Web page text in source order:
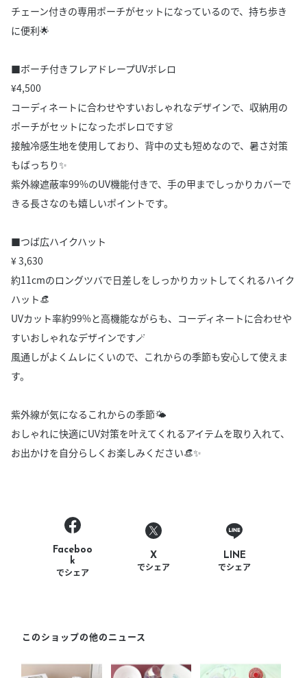
チェーン付きの専用ポーチがセットになっているので、持ち歩き
に便利🌟
■ボーチ付きフレアドレープUVボレロ
¥4,500
コーディネートに合わせやすいおしゃれなデザインで、収納用の
ポーチがセットになったボレロです👗
接触冷感生地を使用しており、背中の丈も短めなので、暑さ対策
もばっちり✨
紫外線遮蔽率99%のUV機能付きで、手の甲までしっかりカバーで
きる長さなのも嬉しいポイントです。
■つば広ハイクハット
¥ 3,630
約11cmのロングツバで日差しをしっかりカットしてくれるハイク
ハット👒
UVカット率約99%と高機能ながらも、コーディネートに合わせや
すいおしゃれなデザインです🪄
風通しがよくムレにくいので、これからの季節も安心して使えま
す。
紫外線が気になるこれからの季節🌤️
おしゃれに快適にUV対策を叶えてくれるアイテムを取り入れて、
お出かけを自分らしくお楽しみください👒✨
Faceboo
k
でシェア
X
でシェア
LINE
でシェア
このショップの他のニュース